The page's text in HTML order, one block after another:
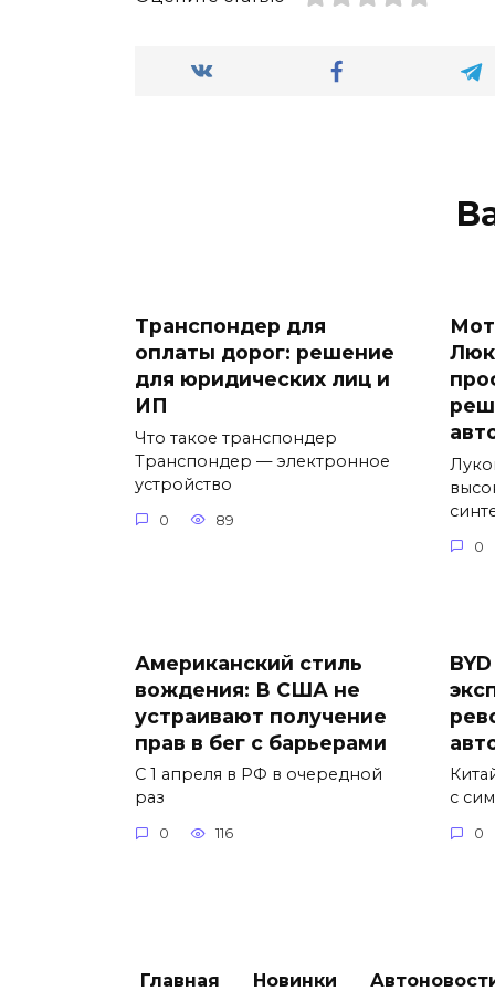
Транспондер для
оплаты дорог: решение
для юридических лиц и
ИП
Что такое транспондер
Транспондер — электронное
устройство
0 89
0
Американский стиль
вождения: В США не
устраивают получение
прав в бег с барьерами
С 1 апреля в РФ в очередной
раз
0 116
с
0
Главная Новинки